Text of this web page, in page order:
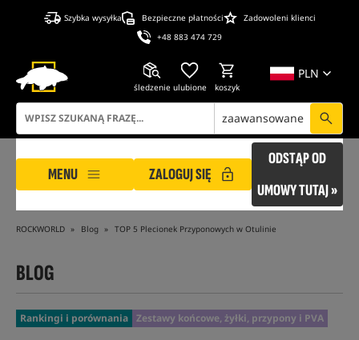
Szybka wysyłka Bezpieczne płatności
Zadowoleni klienci
+48 883 474 729
PLN
śledzenie ulubione koszyk
zaawansowane
MENU ZALOGUJ SIĘ
ODSTĄP OD
UMOWY TUTAJ »
ROCKWORLD Blog TOP 5 Plecionek Przyponowych w Otulinie
BLOG
Rankingi i porównania Zestawy końcowe, żyłki, przypony i PVA